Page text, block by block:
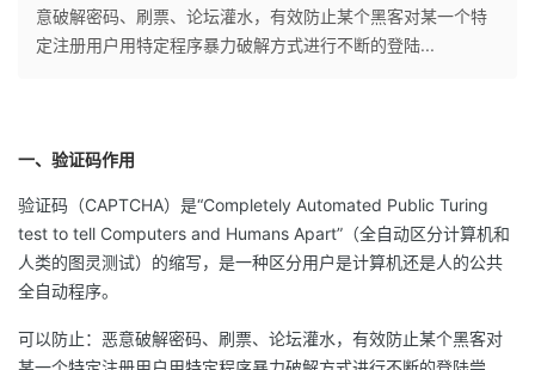
人
页
我
开
发
者
我
意破解密码、刷票、论坛灌水，有效防止某个黑客对某一个特
定注册用户用特定程序暴力破解方式进行不断的登陆...
一、验证码作用
验证码（CAPTCHA）是“Completely Automated Public Turing
test to tell Computers and Humans Apart”（全自动区分计算机和
人类的图灵测试）的缩写，是一种区分用户是计算机还是人的公共
全自动程序。
可以防止：恶意破解密码、刷票、论坛灌水，有效防止某个黑客对